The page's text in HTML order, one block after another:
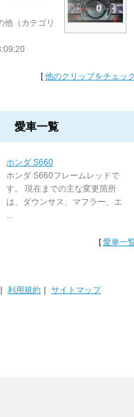
他（カテゴリ
[他のクリップをチェック
愛車一覧
ホンダ S660
ホンダ S660フレームレッドで
す。 現在までの主な変更箇所
は、ダウンサス、マフラー、エ
...
[愛車一
利用規約 サイトマップ